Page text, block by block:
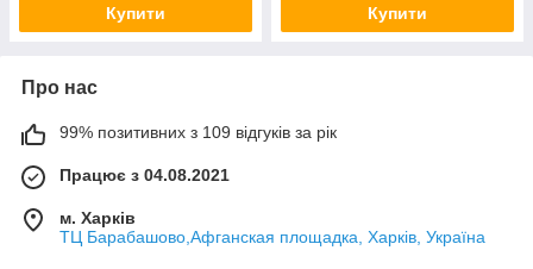
Купити Купити
Про нас
99% позитивних з 109 відгуків за рік
Працює з 04.08.2021
м. Харків
ТЦ Барабашово,Афганская площадка, Харків, Україна